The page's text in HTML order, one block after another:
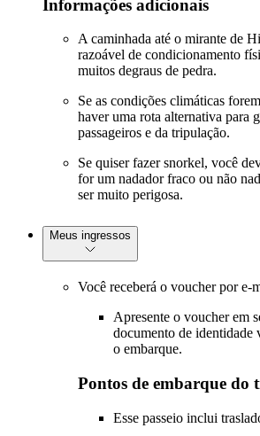
Informações adicionais
A caminhada até o mirante de
razoável de condicionamento
muitos degraus de pedra.
Se as condições climáticas
haver uma rota alternativa para
passageiros e da tripulação.
Se quiser fazer snorkel, você
for um nadador fraco ou não
ser muito perigosa.
Meus ingressos
Você receberá o voucher por e-
Apresente o voucher em
documento de
o embarque.
Pontos de embarque do
Esse passeio inclui